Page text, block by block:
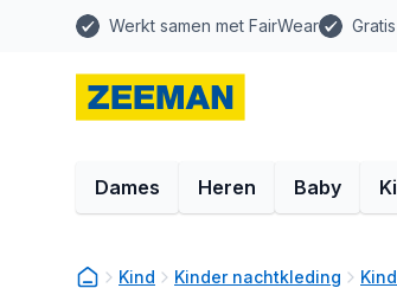
Werkt samen met FairWear
Dames Heren Baby
Kind Kinder nachtkleding